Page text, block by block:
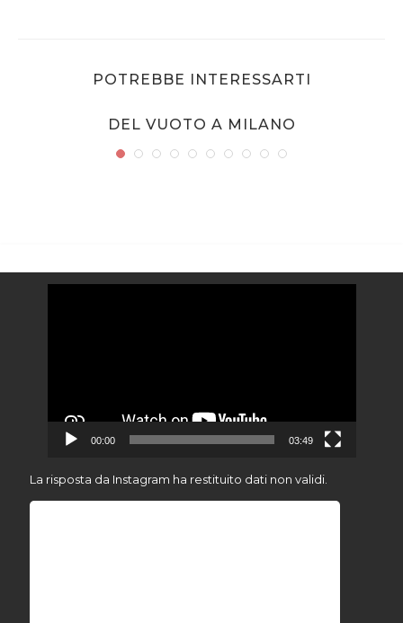
POTREBBE INTERESSARTI
DEL VUOTO A MILANO
00:00 03:49
La risposta da Instagram ha restituito dati non validi.